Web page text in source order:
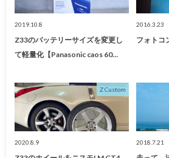
2019.10.8
Z33のバッテリーサイズを変更し
て軽量化【Panasonic caos 60…
2016.3.23
フォトコ
Z Custom
2020.8.9 2018.7.21